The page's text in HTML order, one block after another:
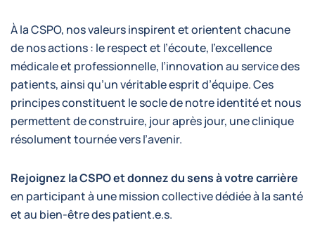
À la CSPO, nos valeurs inspirent et orientent chacune
de nos actions : le respect et l’écoute, l’excellence
médicale et professionnelle, l’innovation au service des
patients, ainsi qu’un véritable esprit d’équipe. Ces
principes constituent le socle de notre identité et nous
permettent de construire, jour après jour, une clinique
résolument tournée vers l’avenir.
Rejoignez la CSPO et donnez du sens à votre carrière
en participant à une mission collective dédiée à la santé
et au bien-être des patient.e.s.